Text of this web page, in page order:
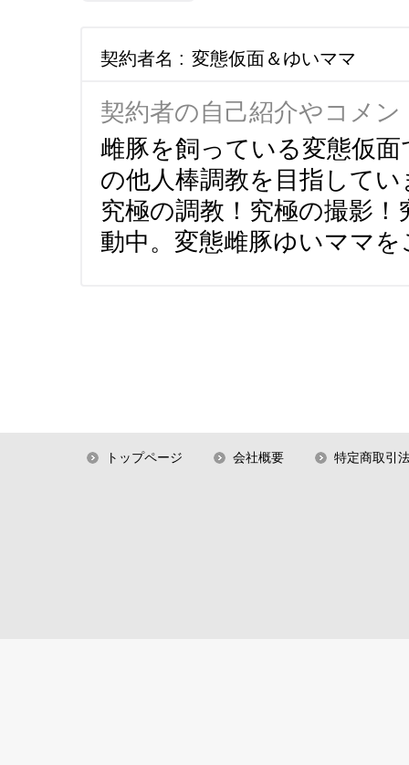
契約者名 : 変態仮面＆ゆいママ
契約者の自己紹介やコメン
雌豚を飼っている変態仮
の他人棒調教を目指してい
究極の調教！究極の撮影
動中。変態雌豚ゆいママ
トップページ 会社概要 特定商取引